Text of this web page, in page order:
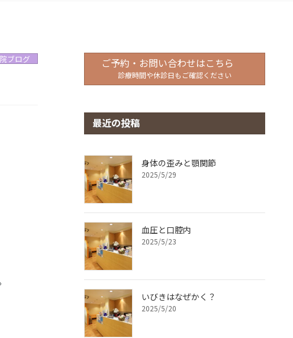
ブログ ご予約・お問い合わせはこちら
診療時間や休診日もご確認ください
最近の投稿
身体の歪みと顎関節
2025/5/29
血圧と口腔内
2025/5/23
いびきはなぜかく？
2025/5/20